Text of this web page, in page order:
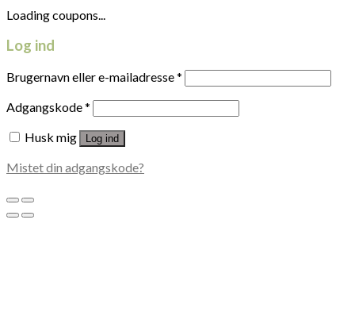
Loading coupons...
Log ind
Brugernavn eller e-mailadresse*
Adgangskode*
Husk mig
Log ind
Mistet din adgangskode?